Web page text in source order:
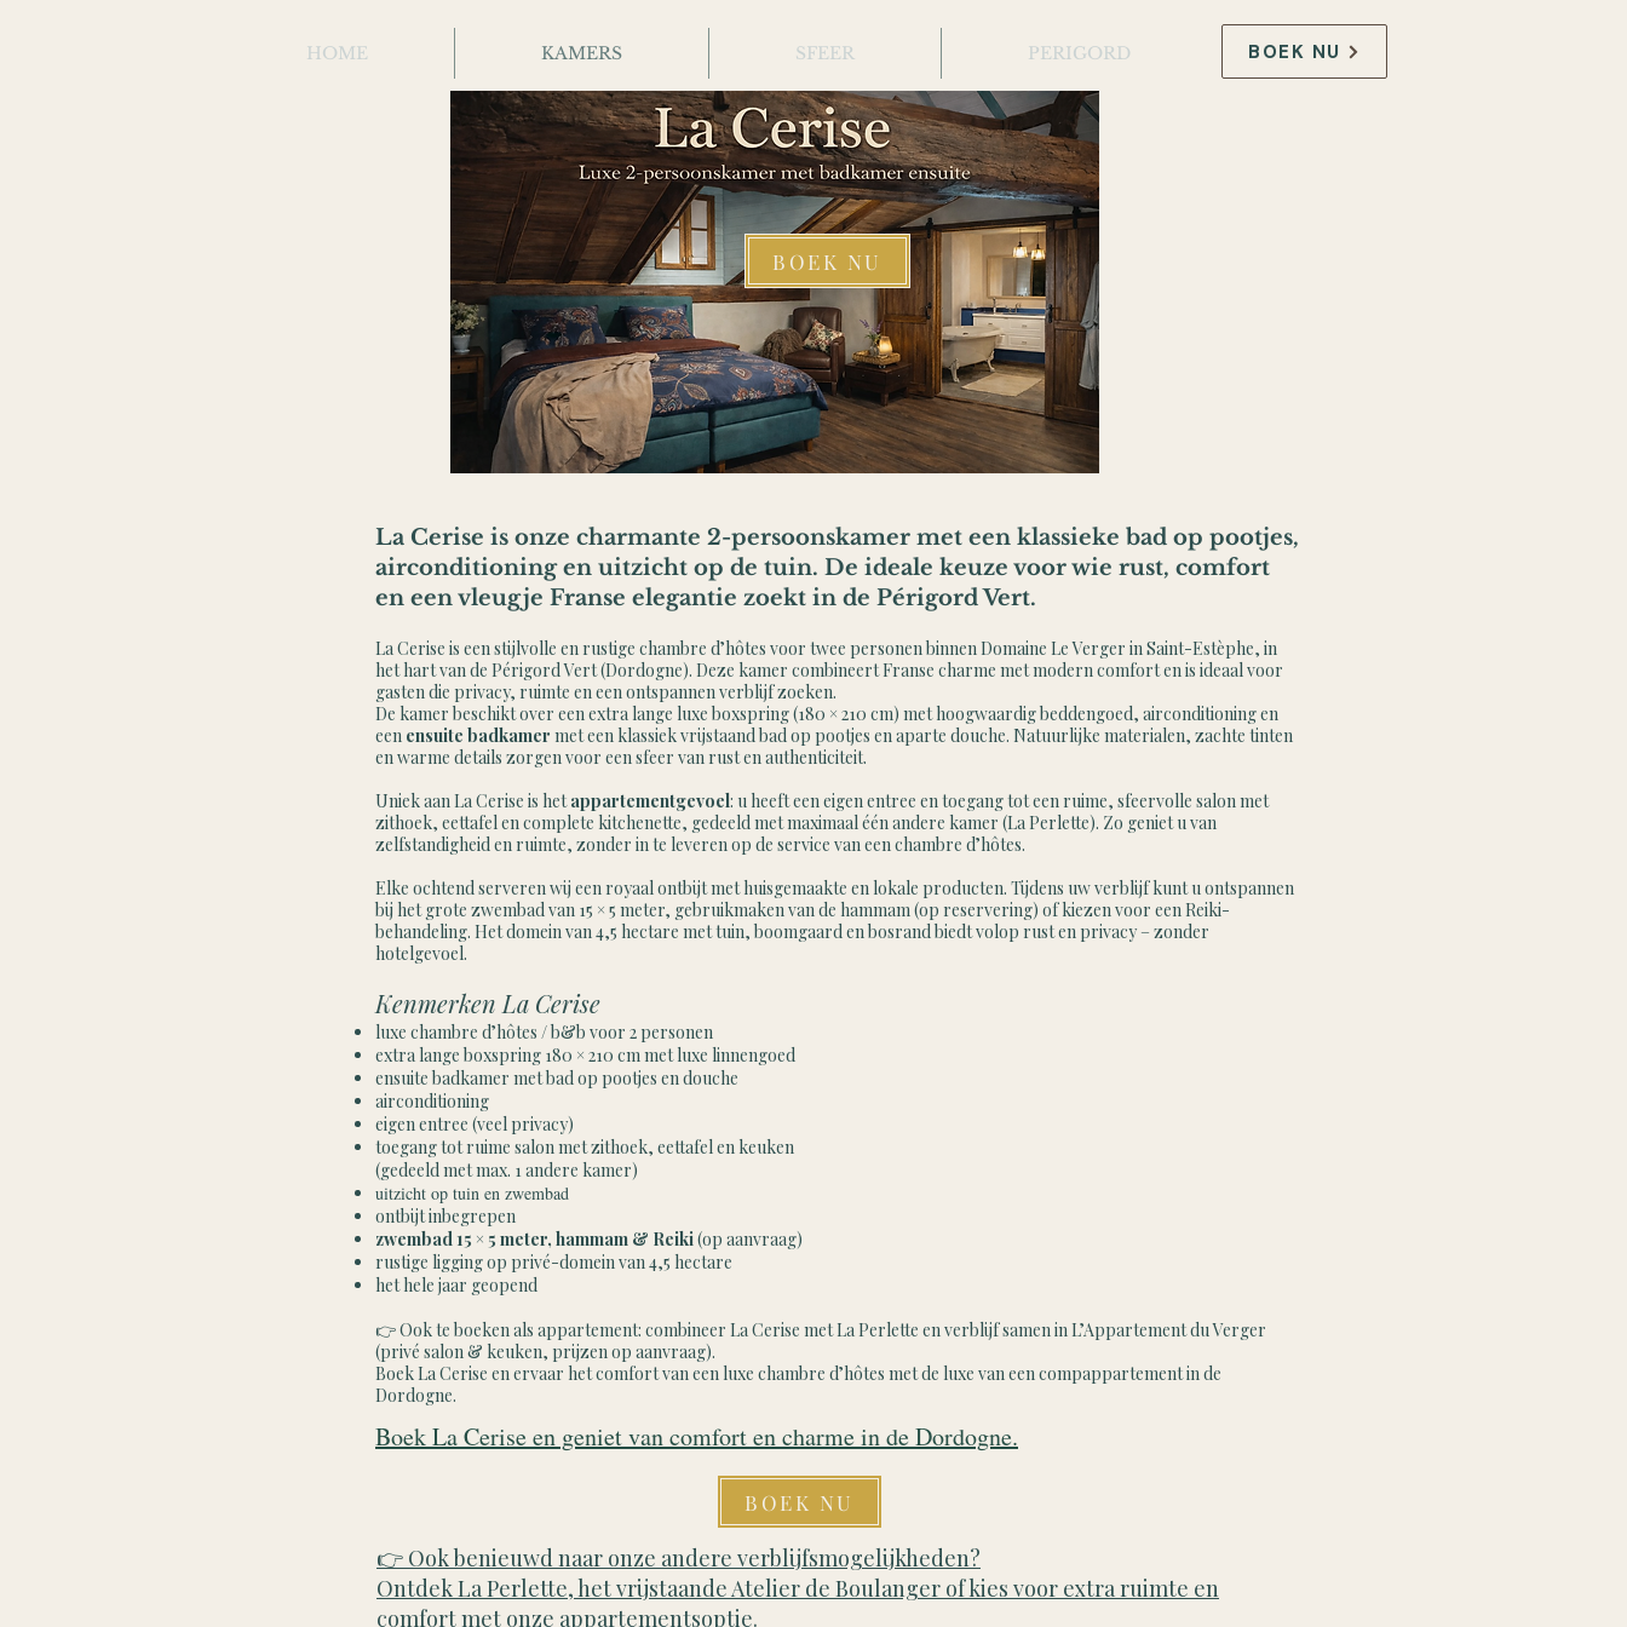
HOME KAMERS SFEER PERIGORD BOEK NU
BOEK NU
La Cerise is onze charmante 2-persoonskamer met een klassieke bad op pootjes,
airconditioning en uitzicht op de tuin. De ideale keuze voor wie rust, comfort
en een vleugje Franse elegantie zoekt in de Périgord Vert.
La Cerise is een stijlvolle en rustige chambre d’hôtes voor twee personen binnen Domaine Le Verger in Saint-Estèphe, in
het hart van de Périgord Vert (Dordogne). Deze kamer combineert Franse charme met modern comfort en is ideaal voor
gasten die privacy, ruimte en een ontspannen verblijf zoeken.
De kamer beschikt over een extra lange luxe boxspring (180 × 210 cm) met hoogwaardig beddengoed, airconditioning en
een ensuite badkamer met een klassiek vrijstaand bad op pootjes en aparte douche. Natuurlijke materialen, zachte tinten
en warme details zorgen voor een sfeer van rust en authenticiteit.
Uniek aan La Cerise is hetappartementgevoel: u heeft een eigen entree en toegang tot een ruime, sfeervolle salon met
zithoek, eettafel en complete kitchenette, gedeeld met maximaal één andere kamer (La Perlette). Zo geniet u van
zelfstandigheid en ruimte, zonder in te leveren op de service van een chambre d’hôtes.
Elke ochtend serveren wij een royaal ontbijt met huisgemaakte en lokale producten. Tijdens uw verblijf kunt u ontspannen
bij het grote zwembad van 15 × 5 meter, gebruikmaken van de hammam (op reservering) of kiezen voor een Reiki-
behandeling. Het domein van 4,5 hectare met tuin, boomgaard en bosrand biedt volop rust en privacy – zonder
hotelgevoel.
Kenmerken La Cerise
luxe chambre d’hôtes / b&b voor 2 personen
extra lange boxspring 180 × 210 cm met luxe linnengoed
ensuite badkamer met bad op pootjes en douche
airconditioning
eigen entree (veel privacy)
toegang tot ruime salon met zithoek, eettafel en keuken
(gedeeld met max. 1 andere kamer)
uitzicht op tuin en zwembad
ontbijt inbegrepen
zwembad 15 × 5 meter, hammam & Reiki(op aanvraag)
rustige ligging op privé-domein van 4,5 hectare
het hele jaar geopend
👉 Ook te boeken als appartement: combineer La Cerise met La Perlette en verblijf samen in L’Appartement du Verger
(privé salon & keuken, prijzen op aanvraag).
Boek La Cerise en ervaar het comfort van een luxe chambre d’hôtes met de luxe van een compappartement in de
Dordogne.
Boek La Cerise en geniet van comfort en charme in de Dordogne.
BOEK NU
👉 Ook benieuwd naar onze andere verblijfsmogelijkheden?
Ontdek La Perlette, het vrijstaande Atelier de Boulanger of kies voor extra ruimte en
comfort met onze appartementsoptie.